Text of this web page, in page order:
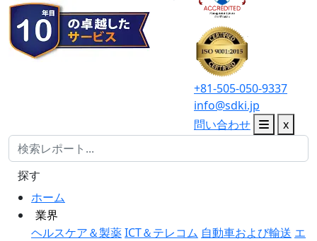
+81-505-050-9337
info@sdki.jp
問い合わせ
x
ホーム
業界
ヘルスケア＆製薬ICT＆テレコム 自動車および輸送 エ
探す